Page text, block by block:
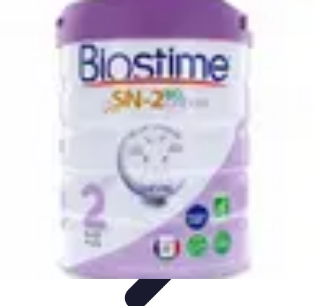
Astuces Anti Stress
Astuces Naturelles
Routines et HabitudesTechniques de Relaxation
Astuces Anti Stress